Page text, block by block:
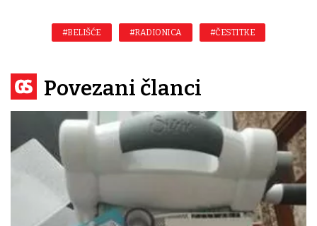
#BELIŠĆE #RADIONICA #ČESTITKE
Povezani članci